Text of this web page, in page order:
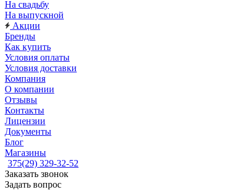
На свадьбу
На выпускной
Акции
Бренды
Как купить
Условия оплаты
Условия доставки
Компания
О компании
Отзывы
Контакты
Лицензии
Документы
Блог
Магазины
375(29) 329-32-52
Заказать звонок
Задать вопрос